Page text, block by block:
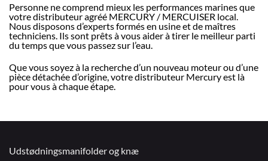
Personne ne comprend mieux les performances marines que
votre distributeur agréé MERCURY / MERCUISER local.
Nous disposons d’experts formés en usine et de maîtres
techniciens. Ils sont prêts à vous aider à tirer le meilleur parti
du temps que vous passez sur l’eau.
Que vous soyez à la recherche d’un nouveau moteur ou d’une
pièce détachée d’origine, votre distributeur Mercury est là
pour vous à chaque étape.
Udstødningsmanifolder og knæ